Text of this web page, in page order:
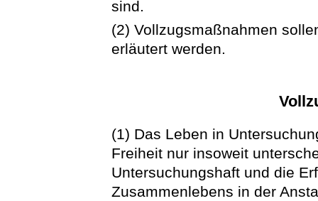
sind.
(2) Vollzugsmaßnahmen
erläutert werden.
(1) Das Leben in
Freiheit nur insoweit
Untersuchungshaft und die
Zusammenlebens in der